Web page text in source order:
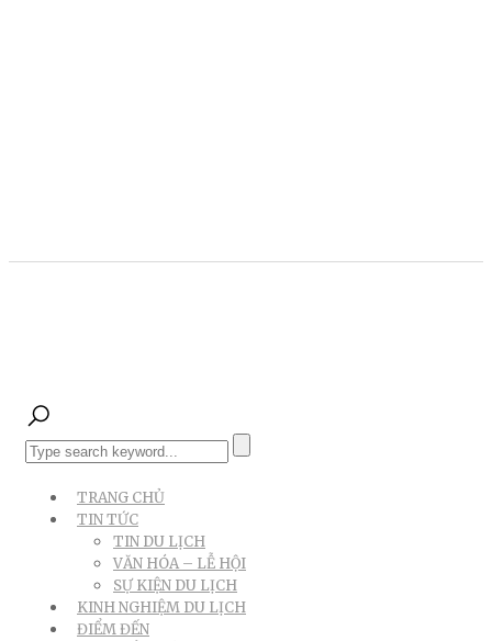
TRANG CHỦ
TIN TỨC
TIN DU LỊCH
VĂN HÓA – LỄ HỘI
SỰ KIỆN DU LỊCH
KINH NGHIỆM DU LỊCH
ĐIỂM ĐẾN